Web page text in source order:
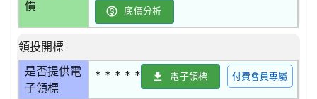
價
底價分析
領投開標
是否提供電
子領標
* * * * * 電子領標 付費會員專屬